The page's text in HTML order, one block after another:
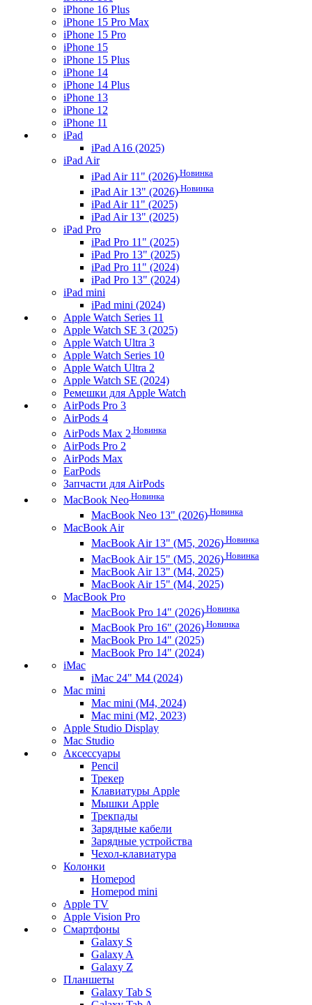
iPhone 16 Plus
iPhone 15 Pro Max
iPhone 15 Pro
iPhone 15
iPhone 15 Plus
iPhone 14
iPhone 14 Plus
iPhone 13
iPhone 12
iPhone 11
iPad
iPad A16 (2025)
iPad Air
iPad Air 11" (2026) Новинка
iPad Air 13" (2026) Новинка
iPad Air 11" (2025)
iPad Air 13" (2025)
iPad Pro
iPad Pro 11" (2025)
iPad Pro 13" (2025)
iPad Pro 11" (2024)
iPad Pro 13" (2024)
iPad mini
iPad mini (2024)
Apple Watch Series 11
Apple Watch SE 3 (2025)
Apple Watch Ultra 3
Apple Watch Series 10
Apple Watch Ultra 2
Apple Watch SE (2024)
Ремешки для Apple Watch
AirPods Pro 3
AirPods 4
AirPods Max 2 Новинка
AirPods Pro 2
AirPods Max
EarPods
Запчасти для AirPods
MacBook Neo Новинка
MacBook Neo 13" (2026) Новинка
MacBook Air
MacBook Air 13" (M5, 2026) Новинка
MacBook Air 15" (M5, 2026) Новинка
MacBook Air 13" (M4, 2025)
MacBook Air 15" (M4, 2025)
MacBook Pro
MacBook Pro 14" (2026) Новинка
MacBook Pro 16" (2026) Новинка
MacBook Pro 14" (2025)
MacBook Pro 14" (2024)
iMac
iMac 24" M4 (2024)
Mac mini
Mac mini (M4, 2024)
Mac mini (M2, 2023)
Apple Studio Display
Mac Studio
Аксессуары
Pencil
Трекер
Клавиатуры Apple
Мышки Apple
Трекпады
Зарядные кабели
Зарядные устройства
Чехол-клавиатура
Колонки
Homepod
Homepod mini
Apple TV
Apple Vision Pro
Смартфоны
Galaxy S
Galaxy A
Galaxy Z
Планшеты
Galaxy Tab S